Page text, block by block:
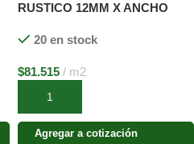
RUSTICO 12MM X ANCHO
VARIABLES SIN MACHIMBRE
20 en stock
$81.515 m2
Añadir al carrito
Agregar a cotización